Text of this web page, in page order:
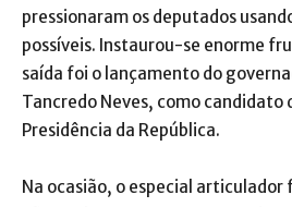
pressionaram os deputados
possíveis. Instaurou-se enorme
saída foi o lançamento do
Tancredo Neves, como candidato
Presidência da República.
Na ocasião, o especial articulador